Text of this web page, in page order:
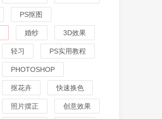
PS抠图
婚纱 3D效果
轻习 PS实用教程
PHOTOSHOP
抠花卉 快速换色
照片摆正 创意效果